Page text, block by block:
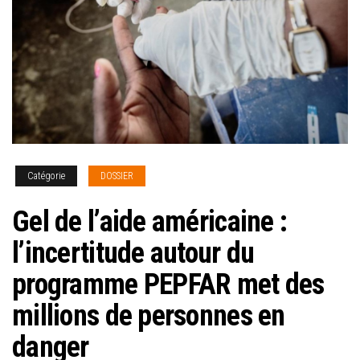
Catégorie DOSSIER
Gel de l’aide américaine :
l’incertitude autour du
programme PEPFAR met des
millions de personnes en
danger